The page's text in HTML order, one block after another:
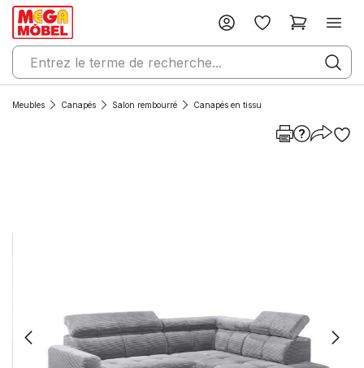
Meubles Canapés Salon rembourré Canapés en tissu